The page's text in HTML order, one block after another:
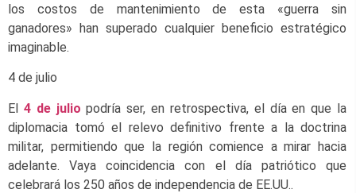
los costos de mantenimiento de esta «guerra sin
ganadores» han superado cualquier beneficio estratégico
imaginable.
4 de julio
El 4 de julio podría ser, en retrospectiva, el día en que la
diplomacia tomó el relevo definitivo frente a la doctrina
militar, permitiendo que la región comience a mirar hacia
adelante. Vaya coincidencia con el día patriótico que
celebrará los 250 años de independencia de EE.UU..